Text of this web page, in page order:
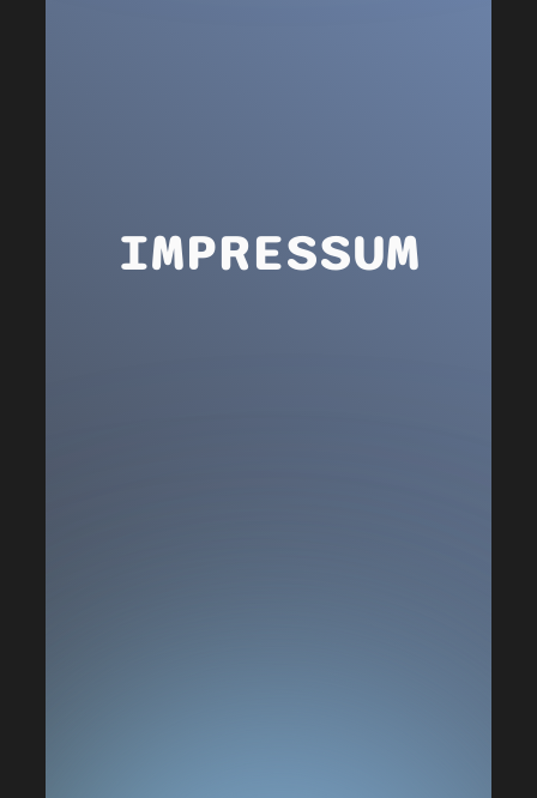
IMPRESSUM